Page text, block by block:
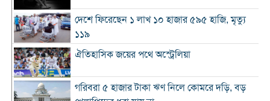
দেশে ফিরেছেন ১ লাখ ১০ হাজার ৫৯৫ হাজি, মৃত্যু
১১৯
ঐতিহাসিক জয়ের পথে অস্ট্রেলিয়া
গরিবরা ৫ হাজার টাকা ঋণ নিলে কোমরে দড়ি, বড়